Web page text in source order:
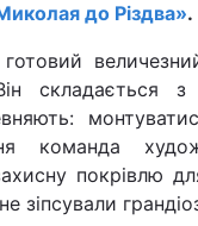
до Різдва».
складається
команда
покрівлю
зіпсували